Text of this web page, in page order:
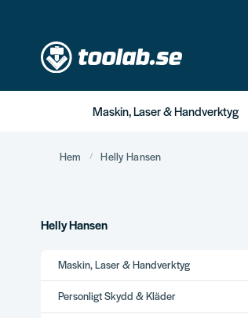
Maskin, Laser & Handverktyg
Hem Helly Hansen
Helly Hansen
Maskin, Laser & Handverktyg
Personligt Skydd & Kläder